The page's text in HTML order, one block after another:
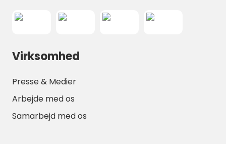
Virksomhed
Presse & Medier
Arbejde med os
Samarbejd med os